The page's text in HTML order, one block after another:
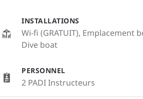
INSTALLATIONS
Wi-fi (GRATUIT), Emplacement
Dive boat
PERSONNEL
2 PADI Instructeurs